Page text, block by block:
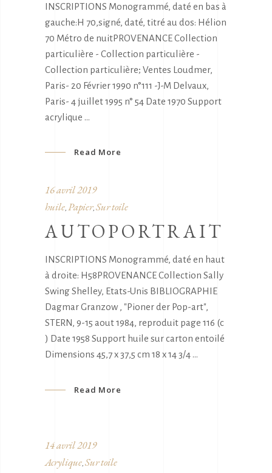
INSCRIPTIONS Monogrammé, daté en bas à
gauche:H 70,signé, daté, titré au dos: Hélion
70 Métro de nuitPROVENANCE Collection
particulière - Collection particulière -
Collection particulière; Ventes Loudmer,
Paris- 20 Février 1990 n°111 -J-M Delvaux,
Paris- 4 juillet 1995 n° 54 Date 1970 Support
acrylique
Read More
16 avril 2019
huile, Papier, Sur toile
AUTOPORTRAIT
INSCRIPTIONS Monogrammé, daté en haut
à droite: H58PROVENANCE Collection Sally
Swing Shelley, Etats-Unis BIBLIOGRAPHIE
Dagmar Granzow , "Pioner der Pop-art",
STERN, 9-15 aout 1984, reproduit page 116 (c
) Date 1958 Support huile sur carton entoilé
Dimensions 45,7 x 37,5 cm 18 x 14 3/4
Read More
14 avril 2019
Acrylique Sur toile